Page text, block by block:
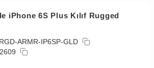
iPhone 6S Plus Kılıf Rugged
ARMR-IP6SP-GLD